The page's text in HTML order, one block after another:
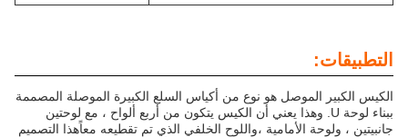
التطبيقات:
الكيس الكبير الموصل هو نوع من أكياس السلع الكبيرة الموصلة المصممة
ببناء لوحة U. وهذا يعني أن الكيس يتكون من أربع ألواح ، مع لوحتين
جانبيتين ، ولوحة الأمامية ،واللوح الخلفي الذي تم تقطيعه معاًهذا التصميم